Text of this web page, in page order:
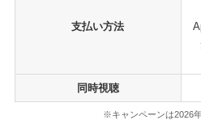
支払い方法
同時視聴
※キャンペーンは2026